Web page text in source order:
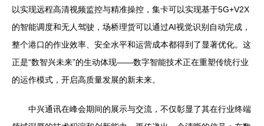
以实现远程高清视频监控与精准操控，集卡可以实现基于5G+V2X
的智能调度和无人驾驶，场桥理货可以通过AI视觉识别自动完成，
整个港口的作业效率、安全水平和运营成本都得到了显著优化。这
正是“数智兴未来”的生动体现——数字智能技术正在重塑传统行业
的运作模式，开启高质量发展的新未来。
中兴通讯在峰会期间的展示与交流，不仅彰显了其在行业终端